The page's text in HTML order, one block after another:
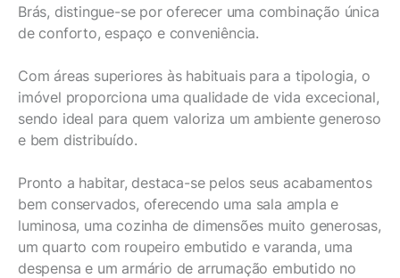
Brás, distingue-se por oferecer uma combinação única
de conforto, espaço e conveniência.
Com áreas superiores às habituais para a tipologia, o
imóvel proporciona uma qualidade de vida excecional,
sendo ideal para quem valoriza um ambiente generoso
e bem distribuído.
Pronto a habitar, destaca-se pelos seus acabamentos
bem conservados, oferecendo uma sala ampla e
luminosa, uma cozinha de dimensões muito generosas,
um quarto com roupeiro embutido e varanda, uma
despensa e um armário de arrumação embutido no